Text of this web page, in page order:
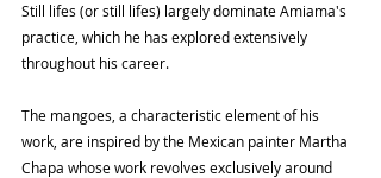
Still lifes (or still lifes) largely dominate Amiama's
practice, which he has explored extensively
throughout his career.
The mangoes, a characteristic element of his
work, are inspired by the Mexican painter Martha
Chapa whose work revolves exclusively around